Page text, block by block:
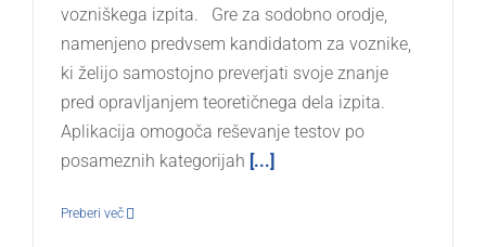
vozniškega izpita. Gre za sodobno orodje,
namenjeno predvsem kandidatom za voznike,
ki želijo samostojno preverjati svoje znanje
pred opravljanjem teoretičnega dela izpita.
Aplikacija omogoča reševanje testov po
posameznih kategorijah [...]
Preberi več